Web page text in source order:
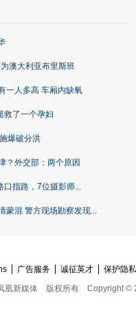
澳大利亚布里斯班
一人多高 车厢内缺氧
救了一个孕妇
爆破分洪
？外交部：两个原因
口指路，7位摄影师...
蒙混 警方现场勘察发现...
广告服务 诚征英才
保护隐
凰新媒体
版权所有 Copyright ©